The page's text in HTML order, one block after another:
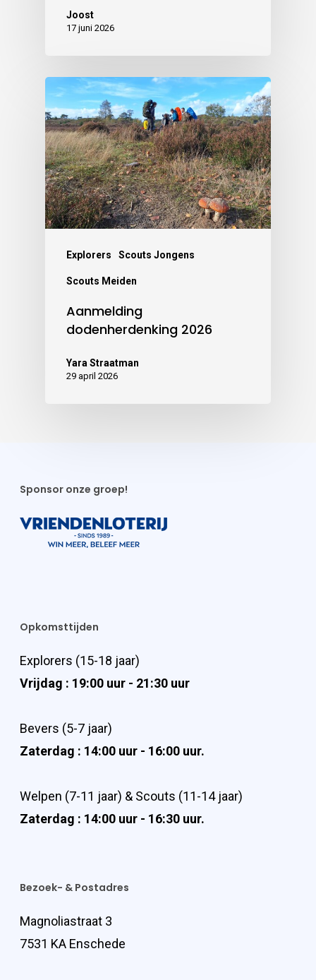
Joost
17 juni 2026
Explorers Scouts Jongens
Scouts Meiden
Aanmelding
dodenherdenking 2026
Yara Straatman
29 april 2026
Sponsor onze groep!
Opkomsttijden
Explorers (15-18 jaar)
Vrijdag : 19:00 uur - 21:30 uur
Bevers (5-7 jaar)
Zaterdag : 14:00 uur - 16:00 uur.
Welpen (7-11 jaar) & Scouts (11-14 jaar)
Zaterdag : 14:00 uur - 16:30 uur.
Bezoek- & Postadres
Magnoliastraat 3
7531 KA Enschede